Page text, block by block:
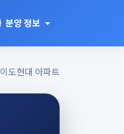
분양 정보
이도현대 아파트